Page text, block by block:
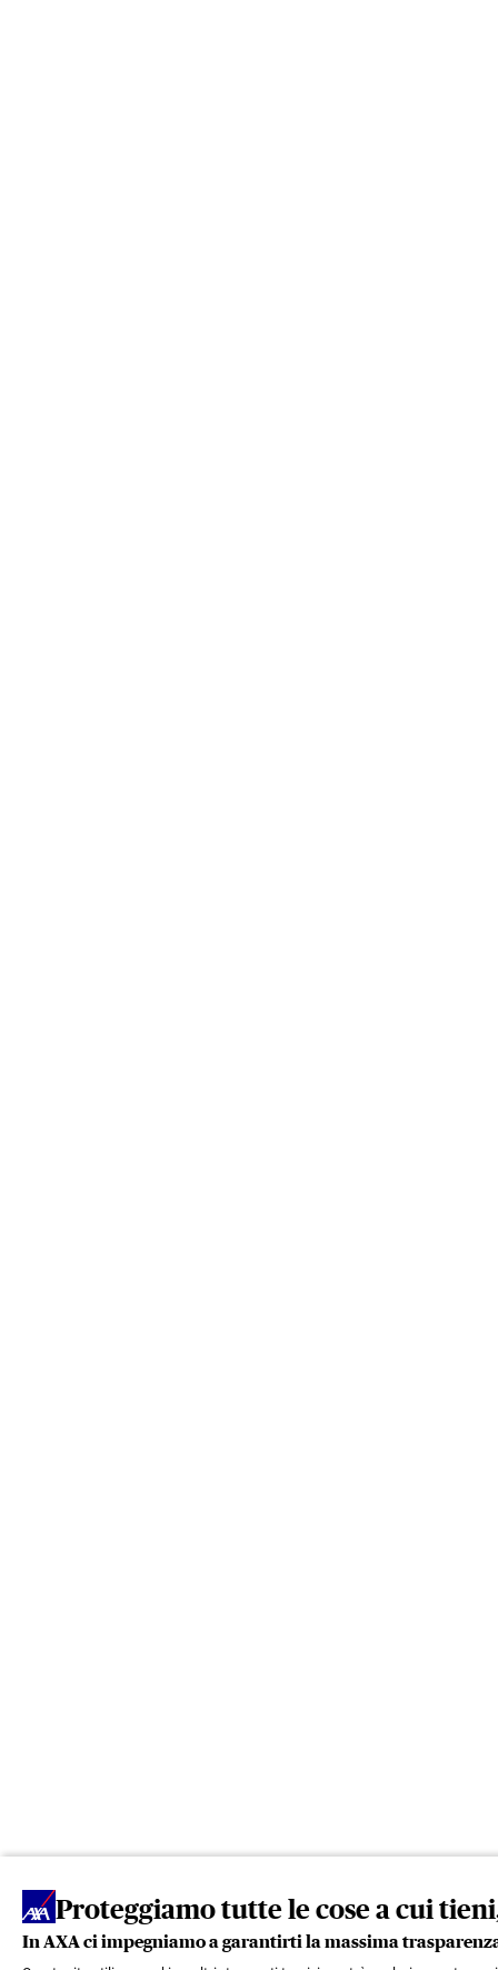
Proteggiamo tutte le cose a cui
In AXA ci impegniamo a garantirti la massima